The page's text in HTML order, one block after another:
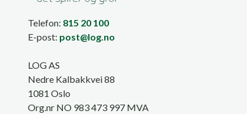
Telefon: 815 20 100
E-post: post@log.no
LOG AS
Nedre Kalbakkvei 88
1081 Oslo
Org.nr NO 983 473 997 MVA